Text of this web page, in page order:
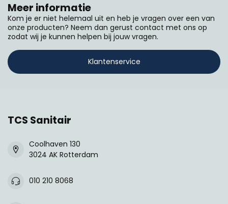
Meer informatie
Kom je er niet helemaal uit en heb je vragen over een van
onze producten? Neem dan gerust contact met ons op
zodat wij je kunnen helpen bij jouw vragen.
Klantenservice
TCS Sanitair
Coolhaven 130
3024 AK Rotterdam
010 210 8068